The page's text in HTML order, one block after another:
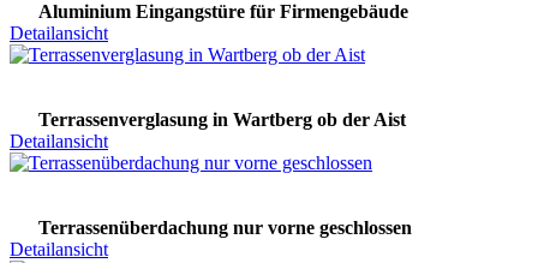
Aluminium Eingangstüre für Firmengebäude
Detailansicht
Terrassenverglasung in Wartberg ob der Aist
Detailansicht
Terrassenüberdachung nur vorne geschlossen
Detailansicht